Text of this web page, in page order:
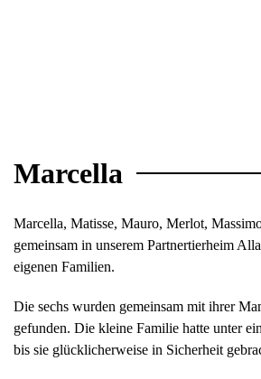
Marcella
Marcella, Matisse, Mauro, Merlot,
gemeinsam in unserem Partnertierheim
eigenen Familien.
Die sechs wurden gemeinsam mit ihrer
gefunden. Die kleine Familie hatte unter
bis sie glücklicherweise in Sicherheit